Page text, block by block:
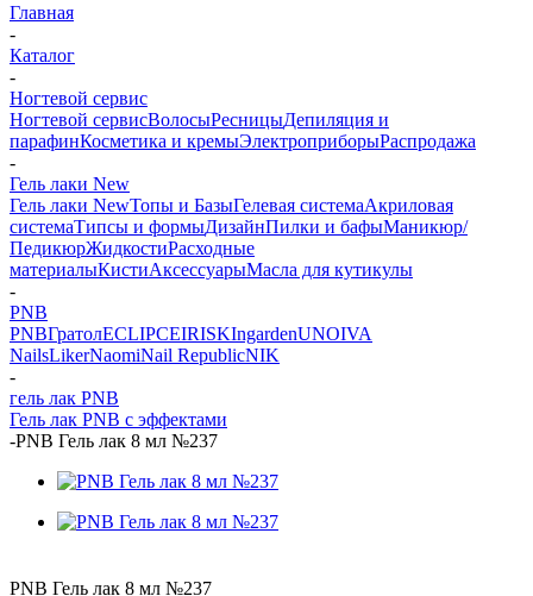
Главная
-
Каталог
-
Ногтевой сервис
Ногтевой сервисВолосыРесницыДепиляция и
парафинКосметика и кремыЭлектроприборыРаспродажа
-
Гель лаки New
Гель лаки NewТопы и БазыГелевая системаАкриловая
системаТипсы и формыДизайнПилки и бафыМаникюр/
ПедикюрЖидкостиРасходные
материалыКистиАксессуарыМасла для кутикулы
-
PNB
PNBГратолECLIPCEIRISKIngardenUNOIVA
NailsLikerNaomiNail RepublicNIK
-
гель лак PNB
Гель лак PNB с эффектами
-PNB Гель лак 8 мл №237
PNB Гель лак 8 мл №237